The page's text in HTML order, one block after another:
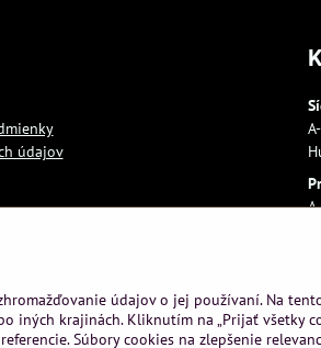
údajov
údajov o jej používaní. Na
iných krajinách. Kliknutím na „Prijať všetky
Súbory cookies na zlepšenie